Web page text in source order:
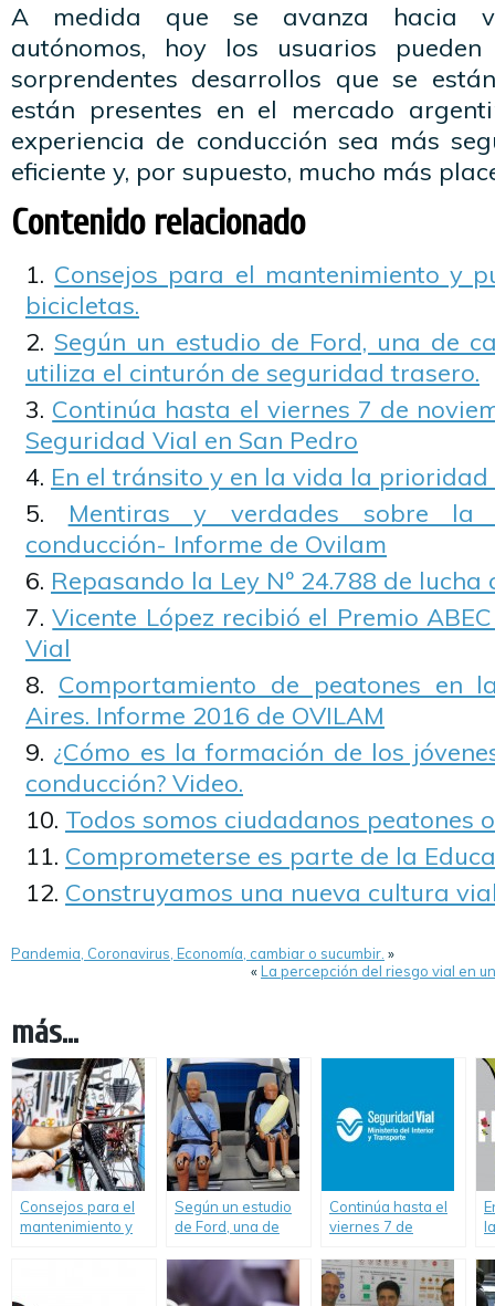
A medida que se avanza hacia
autónomos, hoy los usuarios
sorprendentes desarrollos que se
están presentes en el mercado
experiencia de conducción sea más
eficiente y, por supuesto, mucho más
Contenido relacionado
Consejos para el mantenimiento y
bicicletas.
Según un estudio de Ford, una de
utiliza el cinturón de seguridad trasero.
Continúa hasta el viernes 7 de
Seguridad Vial en San Pedro
En el tránsito y en la vida la prioridad
Mentiras y verdades sobre la
conducción- Informe de Ovilam
Repasando la Ley Nº 24.788 de
Vicente López recibió el Premio
Vial
Comportamiento de peatones en
Aires. Informe 2016 de OVILAM
¿Cómo es la formación de los
conducción? Video.
Todos somos ciudadanos peatones
Comprometerse es parte de la
Construyamos una nueva cultura
Pandemia, Coronavirus, Economía, cambiar o sucumbir. »
«La percepción del riesgo vial en
más...
Consejos para el
mantenimiento y
Según un estudio
de Ford, una de
no utiliza el
cinturón de
Continúa hasta el
viernes 7 de
Semana de la
Seguridad Vial en